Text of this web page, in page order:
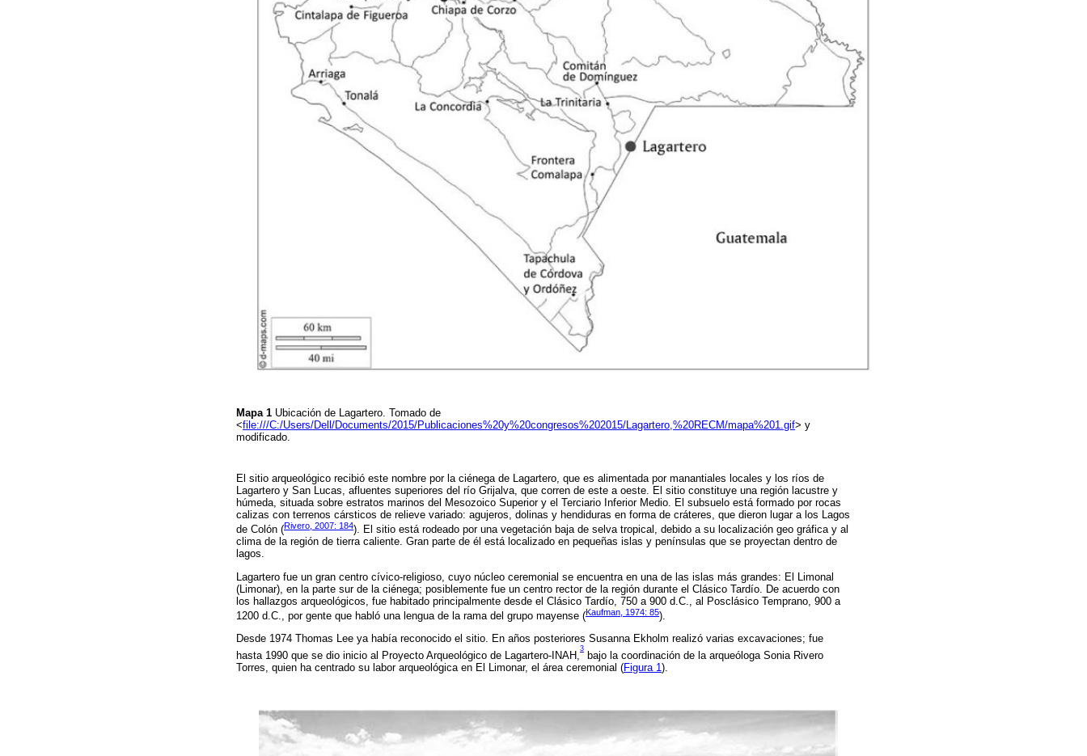
Mapa 1 Ubicación de Lagartero. Tomado de
<file:///C:/Users/Dell/Documents/2015/Publicaciones%20y%20congresos%202015/Lagartero,%20RECM/mapa%201.gif> y
modificado.
El sitio arqueológico recibió este nombre por la ciénega de Lagartero, que es alimentada por manantiales locales y los ríos de
Lagartero y San Lucas, afluentes superiores del río Grijalva, que corren de este a oeste. El sitio constituye una región lacustre y
húmeda, situada sobre estratos marinos del Mesozoico Superior y el Terciario Inferior Medio. El subsuelo está formado por rocas
calizas con terrenos cársticos de relieve variado: agujeros, dolinas y hendiduras en forma de cráteres, que dieron lugar a los Lagos
de Colón (Rivero, 2007: 184). El sitio está rodeado por una vegetación baja de selva tropical, debido a su localización geo gráfica y al
clima de la región de tierra caliente. Gran parte de él está localizado en pequeñas islas y penínsulas que se proyectan dentro de
lagos.
Lagartero fue un gran centro cívico-religioso, cuyo núcleo ceremonial se encuentra en una de las islas más grandes: El Limonal
(Limonar), en la parte sur de la ciénega; posiblemente fue un centro rector de la región durante el Clásico Tardío. De acuerdo con
los hallazgos arqueológicos, fue habitado principalmente desde el Clásico Tardío, 750 a 900 d.C., al Posclásico Temprano, 900 a
1200 d.C., por gente que habló una lengua de la rama del grupo mayense (Kaufman, 1974: 85).
Desde 1974 Thomas Lee ya había reconocido el sitio. En años posteriores Susanna Ekholm realizó varias excavaciones; fue
hasta 1990 que se dio inicio al Proyecto Arqueológico de Lagartero-INAH,
3
bajo la coordinación de la arqueóloga Sonia Rivero
Torres, quien ha centrado su labor arqueológica en El Limonar, el área ceremonial (Figura 1).